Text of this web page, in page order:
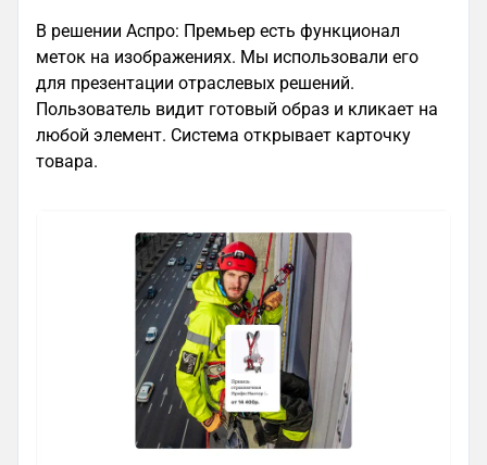
В решении Аспро: Премьер есть функционал
меток на изображениях. Мы использовали его
для презентации отраслевых решений.
Пользователь видит готовый образ и кликает на
любой элемент. Система открывает карточку
товара.